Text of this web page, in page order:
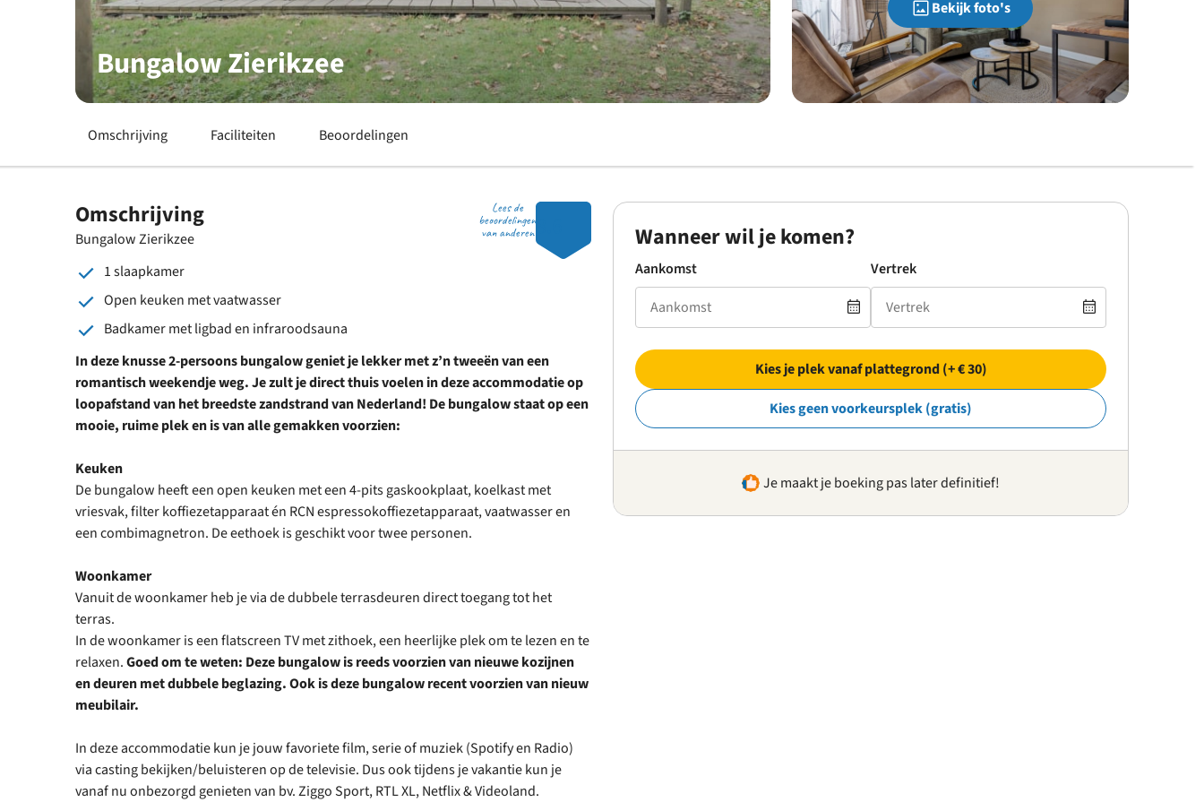
Bungalow Zierikzee
Bekijk foto's
Omschrijving Faciliteiten Beoordelingen
Lees de
beoordelingen
van anderen
Omschrijving
Bungalow Zierikzee
1 slaapkamer
Open keuken met vaatwasser
Badkamer met ligbad en infraroodsauna
In deze knusse 2-persoons bungalow geniet je lekker met z’n tweeën van een
romantisch weekendje weg. Je zult je direct thuis voelen in deze accommodatie op
loopafstand van het breedste zandstrand van Nederland! De bungalow staat op een
mooie, ruime plek en is van alle gemakken voorzien:
Keuken
De bungalow heeft een open keuken met een 4-pits gaskookplaat, koelkast met
vriesvak, filter koffiezetapparaat én RCN espressokoffiezetapparaat, vaatwasser en
een combimagnetron. De eethoek is geschikt voor twee personen.
Woonkamer
Vanuit de woonkamer heb je via de dubbele terrasdeuren direct toegang tot het
terras.
In de woonkamer is een flatscreen TV met zithoek, een heerlijke plek om te lezen en te
relaxen.Goed om te weten: Deze bungalow is reeds voorzien van nieuwe kozijnen
en deuren met dubbele beglazing. Ook is deze bungalow recent voorzien van nieuw
meubilair.
In deze accommodatie kun je jouw favoriete film, serie of muziek (Spotify en Radio)
via casting bekijken/beluisteren op de televisie. Dus ook tijdens je vakantie kun je
vanaf nu onbezorgd genieten van bv. Ziggo Sport, RTL XL, Netflix & Videoland.
Wanneer wil je komen?
Aankomst Vertrek
Kies je plek vanaf plattegrond (+ € 30)
Kies geen voorkeursplek (gratis)
Je maakt je boeking pas later definitief!